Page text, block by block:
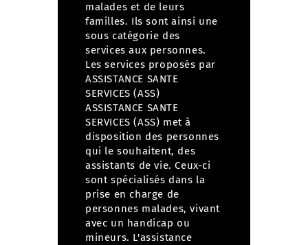
malades et de leurs
familles. Ils sont ainsi une
sous catégorie des
services aux personnes.
Les services proposés par
ASSISTANCE SANTE
SERVICES (ASS)
ASSISTANCE SANTE
SERVICES (ASS) met à
disposition des personnes
qui le souhaitent, des
assistants de vie. Ceux-ci
sont spécialisés dans la
prise en charge de
personnes malades, vivant
avec un handicap ou
mineurs. L'assistance